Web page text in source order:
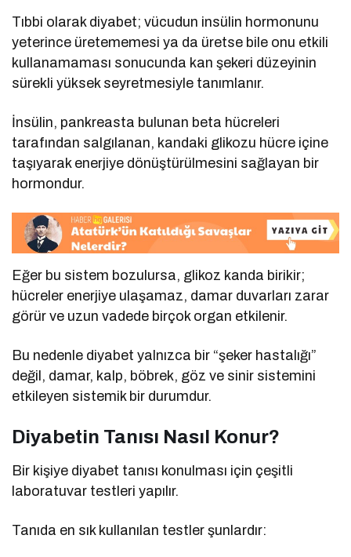
Tıbbi olarak diyabet; vücudun insülin hormonunu
yeterince üretememesi ya da üretse bile onu etkili
kullanamaması sonucunda kan şekeri düzeyinin
sürekli yüksek seyretmesiyle tanımlanır.
İnsülin, pankreasta bulunan beta hücreleri
tarafından salgılanan, kandaki glikozu hücre içine
taşıyarak enerjiye dönüştürülmesini sağlayan bir
hormondur.
Eğer bu sistem bozulursa, glikoz kanda birikir;
hücreler enerjiye ulaşamaz, damar duvarları zarar
görür ve uzun vadede birçok organ etkilenir.
Bu nedenle diyabet yalnızca bir “şeker hastalığı”
değil, damar, kalp, böbrek, göz ve sinir sistemini
etkileyen sistemik bir durumdur.
Diyabetin Tanısı Nasıl Konur?
Bir kişiye diyabet tanısı konulması için çeşitli
laboratuvar testleri yapılır.
Tanıda en sık kullanılan testler şunlardır: